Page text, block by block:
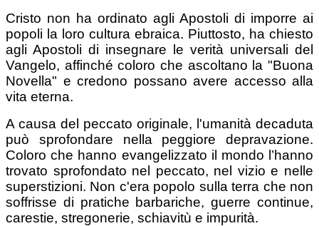
Cristo non ha ordinato agli Apostoli di imporre ai
popoli la loro cultura ebraica. Piuttosto, ha chiesto
agli Apostoli di insegnare le verità universali del
Vangelo, affinché coloro che ascoltano la "Buona
Novella" e credono possano avere accesso alla
vita eterna.
A causa del peccato originale, l'umanità decaduta
può sprofondare nella peggiore depravazione.
Coloro che hanno evangelizzato il mondo l’hanno
trovato sprofondato nel peccato, nel vizio e nelle
superstizioni. Non c'era popolo sulla terra che non
soffrisse di pratiche barbariche, guerre continue,
carestie, stregonerie, schiavitù e impurità.